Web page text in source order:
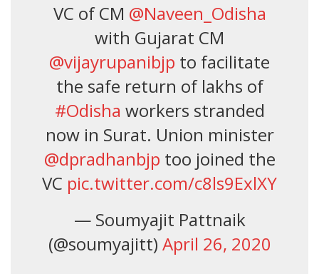
VC of CM @Naveen_Odisha
with Gujarat CM
@vijayrupanibjp to facilitate
the safe return of lakhs of
#Odisha workers stranded
now in Surat. Union minister
@dpradhanbjp too joined the
VC pic.twitter.com/c8ls9ExlXY
— Soumyajit Pattnaik
(@soumyajitt) April 26, 2020